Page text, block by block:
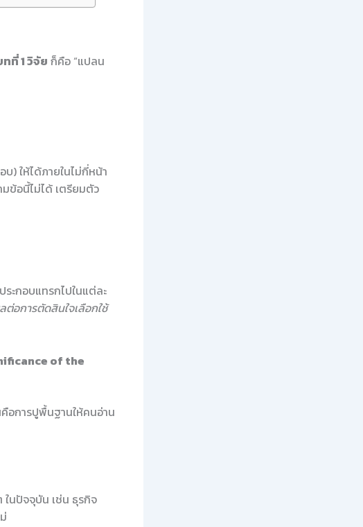
ที่ 1 วิจัย ก็คือ “แปลน
) ให้ได้ภายในไม่กี่หน้า
ข้อนี้ไม่ได้ เตรียมตัว
ระกอบแทรกไปในแต่ละ
อการตัดสินใจเลือกใช้
of the
อการปูพื้นฐานให้คนอ่าน
นปัจจุบัน เช่น ธุรกิจ